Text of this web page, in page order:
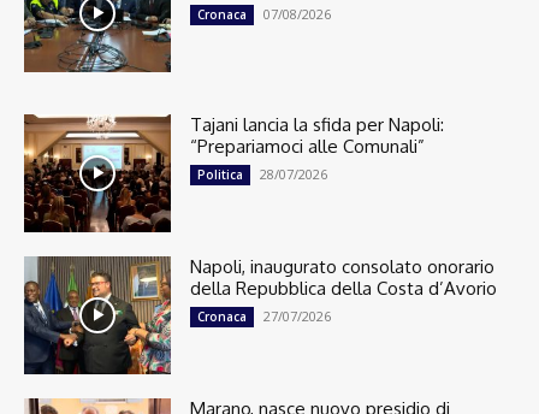
Cronaca 07/08/2026
Tajani lancia la sfida per Napoli:
“Prepariamoci alle Comunali”
Politica 28/07/2026
Napoli, inaugurato consolato onorario
della Repubblica della Costa d’Avorio
Cronaca 27/07/2026
Marano, nasce nuovo presidio di